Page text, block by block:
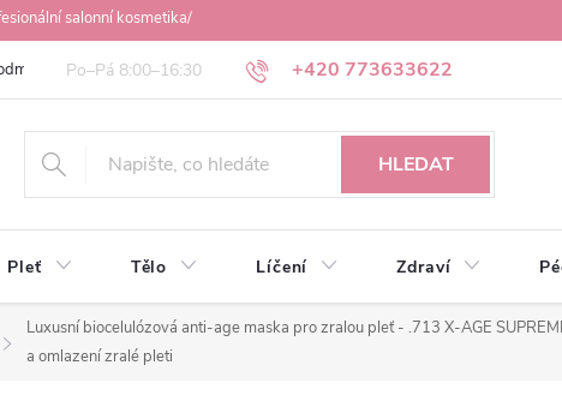
salonní kosmetika/
+420 773633622
ochrany osobních údajů Obchodní podmínky Osobní odběr v
HLEDAT
Pleť Tělo Líčení Zdraví
Luxusní biocelulózová anti-age maska pro zralou pleť - .713 X-AGE
a omlazení zralé pleti